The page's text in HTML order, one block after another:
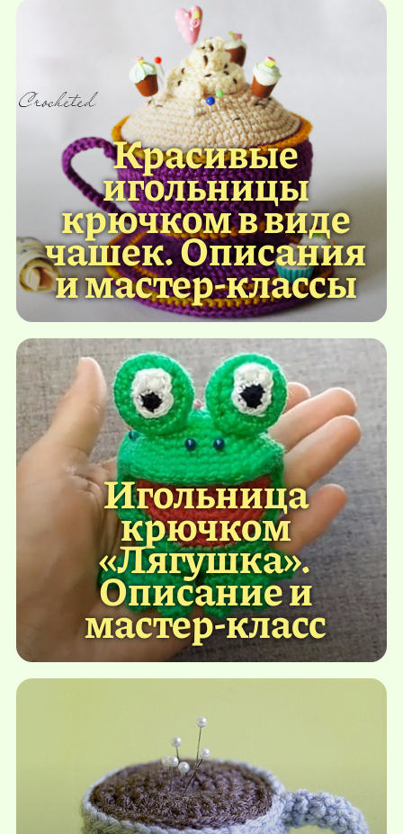
Красивые
игольницы
крючком в виде
чашек. Описания
и мастер-классы
Игольница
крючком
«Лягушка».
Описание и
мастер-класс